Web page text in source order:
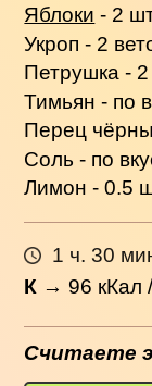
Яблоки - 2
Укроп - 2
Петрушка - 2
Тимьян - по
Перец
Соль - по
Лимон - 0.5
1 ч. 30
К → 96 кКал
Считаете